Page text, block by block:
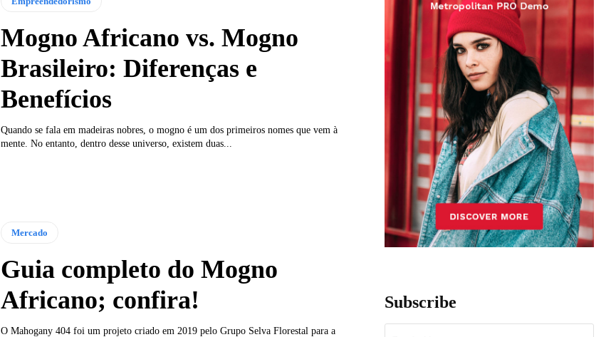
Mogno Africano vs. Mogno
Brasileiro: Diferenças e
Benefícios
Quando se fala em madeiras nobres, o mogno é um dos primeiros nomes que vem à
mente. No entanto, dentro desse universo, existem duas...
Mercado
Guia completo do Mogno
Africano; confira!
O Mahogany 404 foi um projeto criado em 2019 pelo Grupo Selva Florestal para a
Subscribe